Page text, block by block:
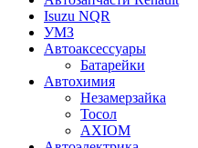
Isuzu NQR
УМЗ
Автоаксессуары
Батарейки
Автохимия
Незамерзайка
Тосол
AXIOM